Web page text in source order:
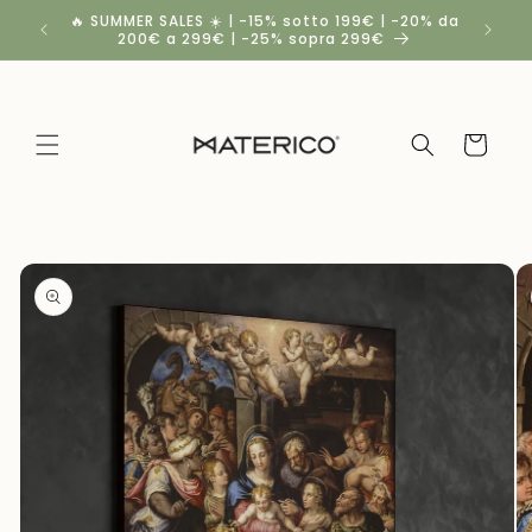
direttamente
ai contenuti
🔥 SUMMER SALES ☀️ | -15% sotto 199€ | -20% da
200€ a 299€ | -25% sopra 299€
Carrello
informazioni
sul
prodotto